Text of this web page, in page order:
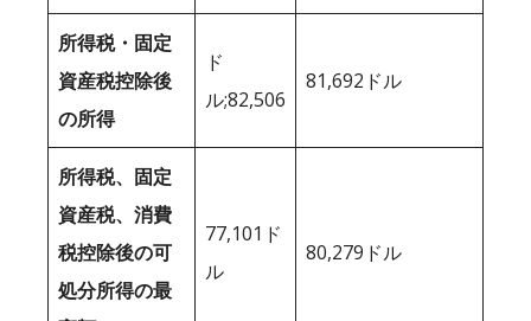
所得税・固定
資産税控除後
の所得
ド
ル;82,506
81,692ドル
所得税、固定
資産税、消費
税控除後の可
処分所得の最
77,101ド
ル
80,279ドル